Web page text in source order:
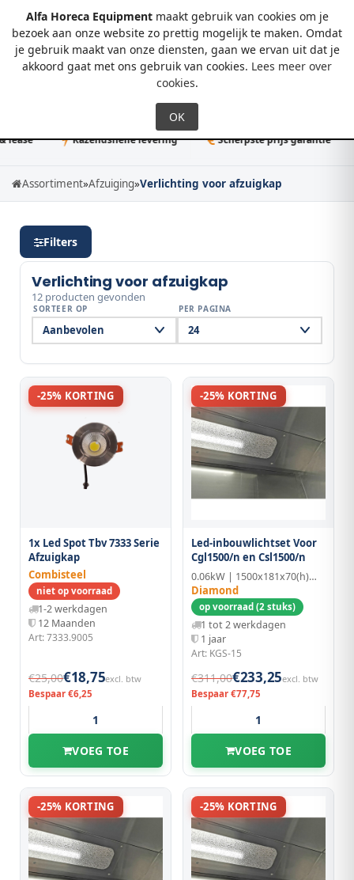
Alfa Horeca Equipmentmaakt gebruik van cookies om je
bezoek aan onze website zo prettig mogelijk te maken. Omdat
je gebruik maakt van onze diensten, gaan we ervan uit dat je
akkoord gaat met ons gebruik van cookies. Lees meer over
cookies.
0
Razendsnelle levering Scherpste prijs garantie
Assortiment»Afzuiging»Verlichting voor afzuigkap
Filters
Verlichting voor afzuigkap
12 producten gevonden
SORTEER OP PER PAGINA
-25% KORTING
1x Led Spot Tbv 7333 Serie
Afzuigkap
Combisteel
niet op voorraad
1-2 werkdagen
12 Maanden
Art: 7333.9005
€25,00€18,75excl. btw
Bespaar €6,25
VOEG TOE
-25% KORTING
Led-inbouwlichtset Voor
Cgl1500/n en Csl1500/n
0.06kW | 1500x181x70(h)mm
Diamond
op voorraad (2 stuks)
1 tot 2 werkdagen
1 jaar
Art: KGS-15
€311,00€233,25excl. btw
Bespaar €77,75
VOEG TOE
-25% KORTING -25% KORTING